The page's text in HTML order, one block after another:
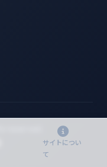
サイトについ
て